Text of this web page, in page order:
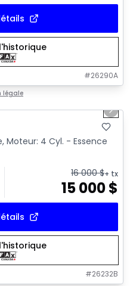
#26290A
légale
Next
4 Cyl. - Essence
16 000$+ tx
15 000$
#26232B